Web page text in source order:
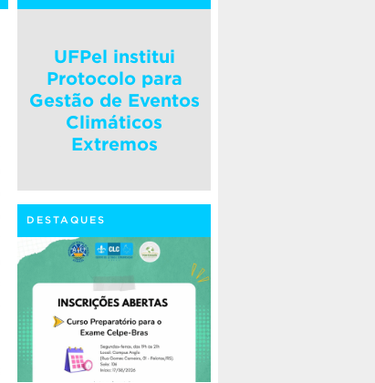
UFPel institui
Protocolo para
Gestão de Eventos
Climáticos
Extremos
DESTAQUES